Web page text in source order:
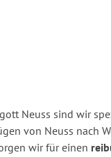
Neuss sind wir
von Neuss nach
wir für einen